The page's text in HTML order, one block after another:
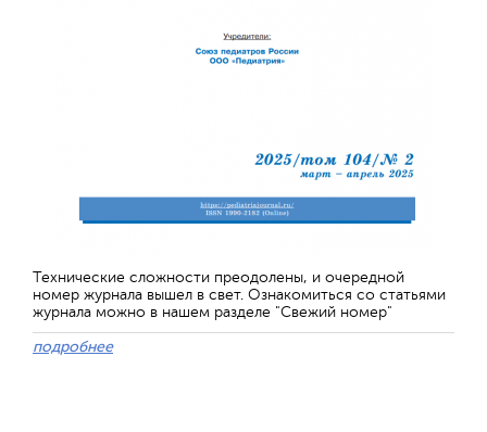
Технические сложности преодолены, и очередной
номер журнала вышел в свет. Ознакомиться со статьями
журнала можно в нашем разделе "Свежий номер"
подробнее